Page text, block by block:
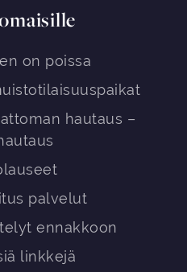
on poissa
hautaus –
palvelut
ennakkoon
linkkejä